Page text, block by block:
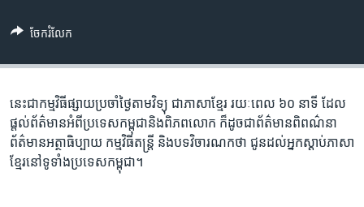
ចូល​
ស្វែង​
បណ្តាញ​សង្គម
ភាសា
ចែករំលែក
នេះ​ជា​កម្ម​វិធី​ផ្សាយ​ប្រចាំ​ថ្ងៃ​តាម​វិទ្យុ ​ជាភាសា​ខ្មែរ​ រយៈ​ពេល​ ៦០​ នាទី ដែល​
ផ្តល់​ព័ត៌មាន​អំពី​ប្រទេស​កម្ពុជា​និង​ពិភព​លោក ​ក៏ដូច​ជា​ព័ត៌មាន​ពិពណ៌នា
ព័ត៌មាន​អត្ថាធិប្បាយ​ កម្ម​វិធី​តន្ត្រី ​និង​បទ​វិចារណកថា​ ជូន​ដល់​អ្នក​ស្តាប់​ភាសា​
ខ្មែរ​នៅ​ទូទាំង​ប្រទេស​កម្ពុជា។